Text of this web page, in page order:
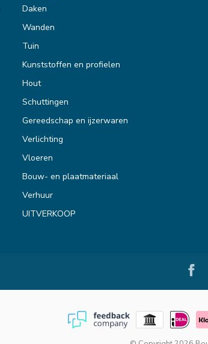
Daken
Wanden
Tuin
Kunststoffen en profielen
Hout
Schuttingen
Gereedschap en ijzerwaren
Verlichting
Vloeren
Bouw- en plaatmateriaal
Verhuur
UITVERKOOP